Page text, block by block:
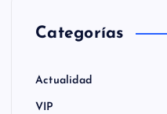
Categorías
Actualidad
VIP